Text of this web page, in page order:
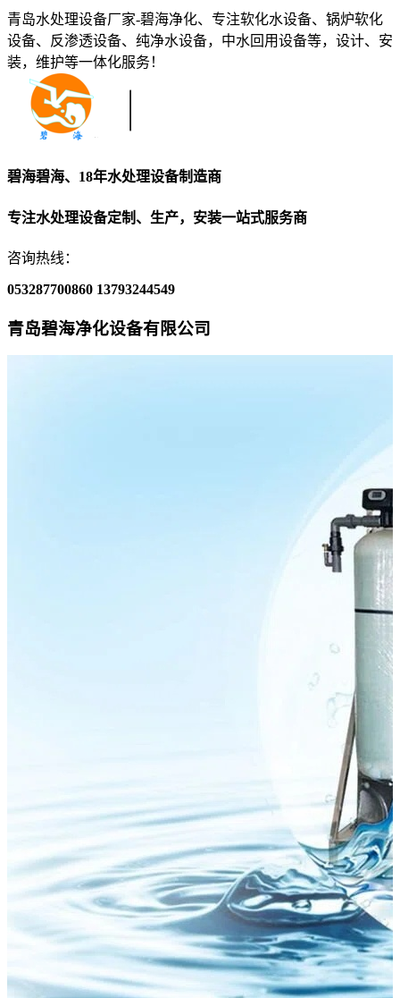
青岛水处理设备厂家-碧海净化、专注软化水设备、锅炉软化
设备、反渗透设备、纯净水设备，中水回用设备等，设计、安
装，维护等一体化服务！
碧海碧海、18年水处理设备制造商
专注水处理设备定制、生产，安装一站式服务商
咨询热线：
053287700860 13793244549
青岛碧海净化设备有限公司